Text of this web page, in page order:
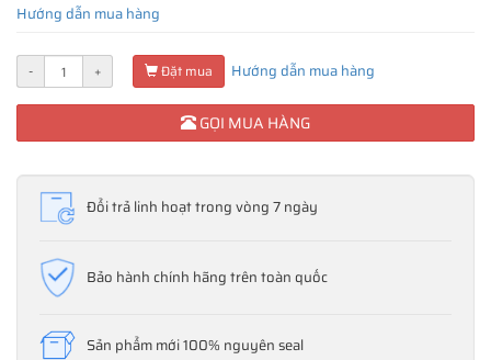
Hướng dẫn mua hàng
- + Đặt mua Hướng dẫn mua hàng
GỌI MUA HÀNG
Đổi trả linh hoạt trong vòng 7 ngày
Bảo hành chính hãng trên toàn quốc
Sản phẩm mới 100% nguyên seal